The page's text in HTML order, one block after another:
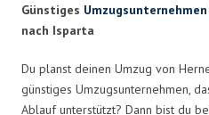
Günstiges Umzugsunternehmen
nach Isparta
Du planst deinen Umzug von
günstiges Umzugsunternehmen,
Ablauf unterstützt? Dann bist du